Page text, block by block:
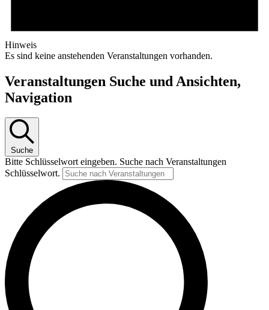
Hinweis
Es sind keine anstehenden Veranstaltungen vorhanden.
Veranstaltungen Suche und Ansichten,
Navigation
Suche
Bitte Schlüsselwort eingeben. Suche nach Veranstaltungen
Schlüsselwort.